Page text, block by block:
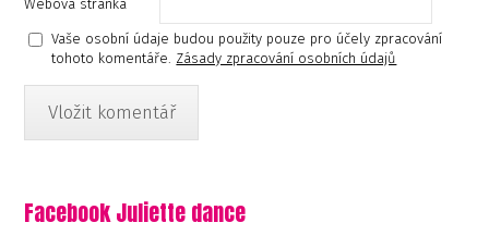
Webová stránka
Vaše osobní údaje budou použity pouze pro účely zpracování
tohoto komentáře. Zásady zpracování osobních údajů
Facebook Juliette dance